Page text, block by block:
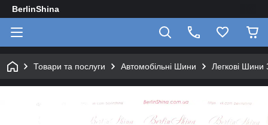
BerlinShina
Товари та послуги Автомобільні Шини Легкові Шини